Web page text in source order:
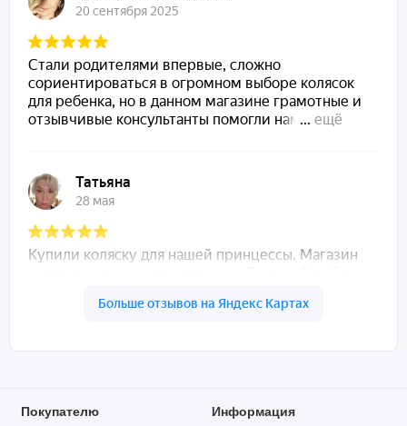
Покупателю Информация